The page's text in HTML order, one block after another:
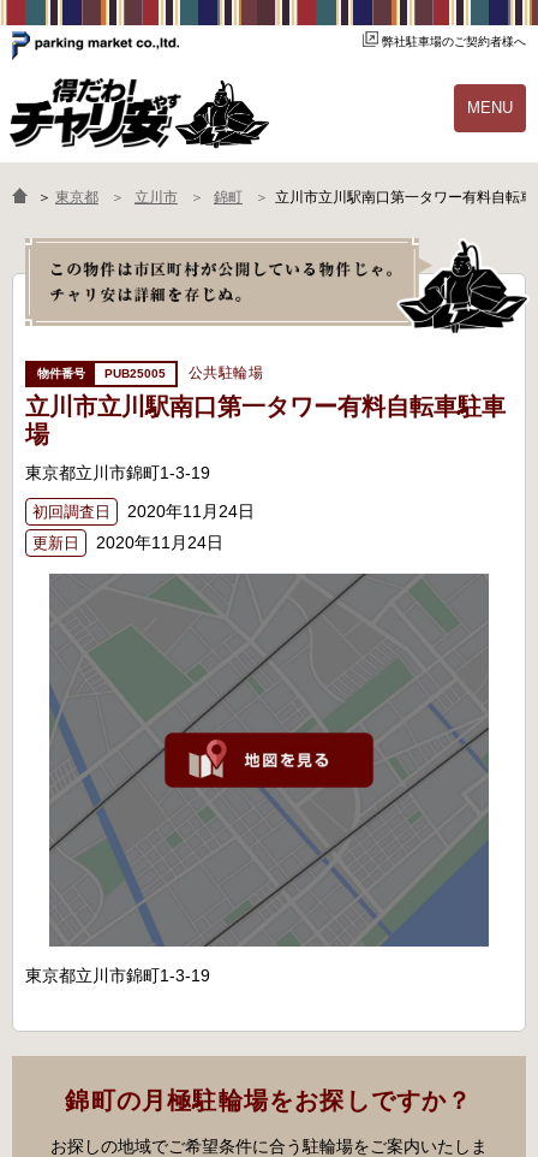
弊社駐車場のご契約者様へ
MENU
物件一覧 ご契約の流れ
よくあるご質問 駐輪場オーナー様へ
＞ 東京都 立川市 錦町 立川市立川駅南口第一タワー有料自転車
PUB25005 公共駐輪場
立川市立川駅南口第一タワー有料自転車駐車
場
東京都立川市錦町1-3-19
初回調査日 2020年11月24日
更新日 2020年11月24日
東京都立川市錦町1-3-19
錦町の月極駐輪場をお探しですか？
お探しの地域でご希望条件に合う駐輪場をご案内いたしま